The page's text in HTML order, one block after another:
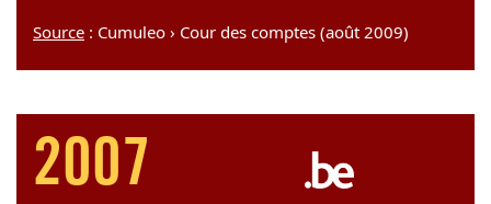
Source : Cumuleo › Cour des comptes (août 2009)
2007